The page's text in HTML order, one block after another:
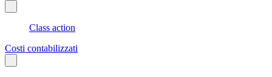
Class action
Costi contabilizzati